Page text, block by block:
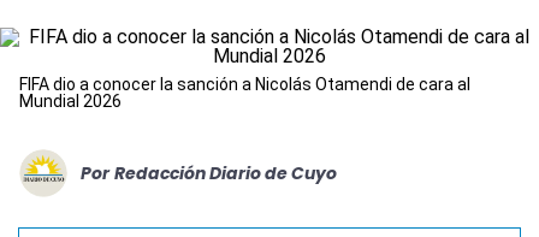
FIFA dio a conocer la sanción a Nicolás Otamendi de cara al
Mundial 2026
Por Redacción Diario de Cuyo